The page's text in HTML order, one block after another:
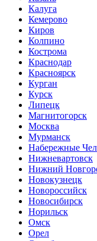
Калуга
Кемерово
Киров
Колпино
Кострома
Краснодар
Красноярск
Курган
Курск
Липецк
Магнитогорск
Москва
Мурманск
Набережные
Нижневартовск
Нижний
Новокузнецк
Новороссийск
Новосибирск
Норильск
Омск
Орел